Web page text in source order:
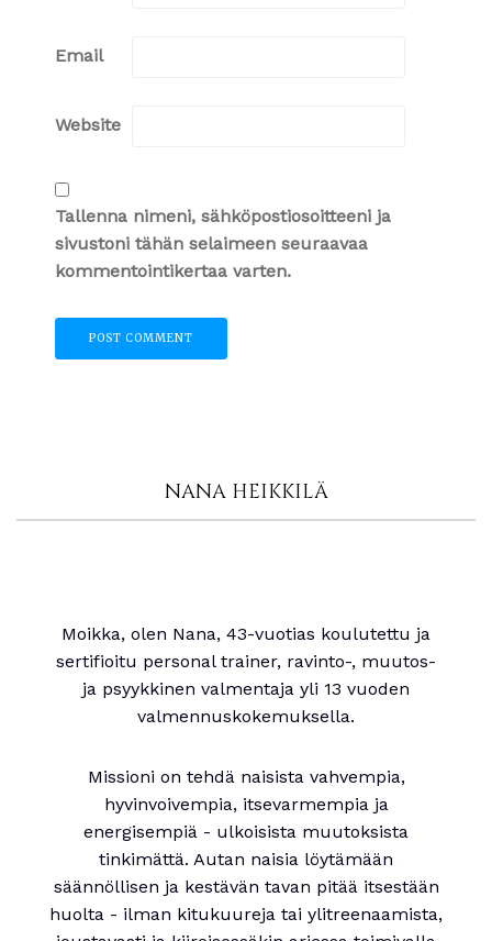
Email
Website
Tallenna nimeni, sähköpostiosoitteeni ja
sivustoni tähän selaimeen seuraavaa
kommentointikertaa varten.
NANA HEIKKILÄ
Moikka, olen Nana, 43-vuotias koulutettu ja
sertifioitu personal trainer, ravinto-, muutos-
ja psyykkinen valmentaja yli 13 vuoden
valmennuskokemuksella.
Missioni on tehdä naisista vahvempia,
hyvinvoivempia, itsevarmempia ja
energisempiä - ulkoisista muutoksista
tinkimättä. Autan naisia löytämään
säännöllisen ja kestävän tavan pitää itsestään
huolta - ilman kitukuureja tai ylitreenaamista,